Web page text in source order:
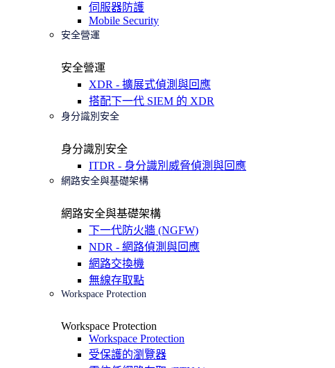
伺服器防護
Mobile Security
安全營運
安全營運
XDR - 擴展式偵測與回應
搭配下一代 SIEM 的 XDR
身分識別安全
身分識別安全
ITDR - 身分識別威脅偵測與回應
網路安全與基礎架構
網路安全與基礎架構
下一代防火牆 (NGFW)
NDR - 網路偵測與回應
網路交換機
無線存取點
Workspace Protection
Workspace Protection
Workspace Protection
受保護的瀏覽器